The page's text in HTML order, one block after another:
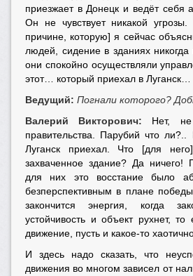
приезжает в Донецк и ведёт себя
Он не чувствует никакой
причине, которую] я сейчас
людей, сидение в зданиях
они спокойно осуществляли
этот… который приехал в Луганск…
Ведущий: Погнали которого?
Валерий Викторович: Нет,
правительства. Парубий что
Луганск приехал. Что [для
захваченное здание? Да ничего!
для них это восстание было
безперспективным в плане
закончится энергия, когда
устойчивость и объект рухнет, то
движение, пусть и какое-то
И здесь надо сказать, что
движения во многом зависел от